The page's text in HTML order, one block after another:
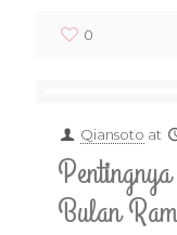
0
Qiansoto at
Bulan